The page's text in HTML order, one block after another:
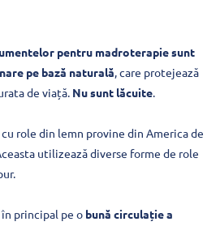
pentru madroterapie sunt
pe bază naturală, care protejează
de viață. Nu sunt lăcuite.
cu role din lemn provine din America de
utilizează diverse forme de role
principal pe o bună circulație a